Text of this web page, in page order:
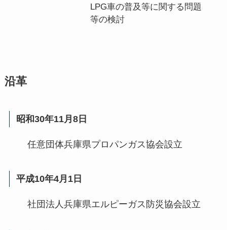
LPG車の普及等に関する問題
等の検討
沿革
昭和30年11月8日
任意団体兵庫県プロパンガス協会設立
平成10年4月1日
社団法人兵庫県エルピーガス防災協会設立